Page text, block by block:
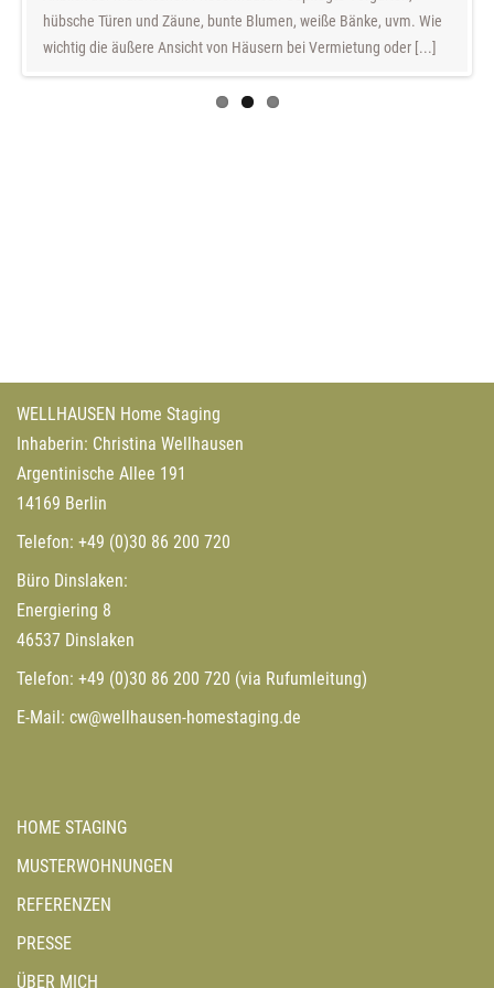
AUSGEZEICHNETE ARBEIT:
hübsche Türen und Zäune, bunte Blumen, weiße Bänke, uvm. Wie
wichtig die äußere Ansicht von Häusern bei Vermietung oder [...]
Zuwachs oder eine kleine Familie mit einem Kind. Zuletzt
bewohnte eine ältere Person […]
Energiering 8
46537 Dinslaken
Telefon:+49 (0)30 86 200 720
E-Mail:cw@wellhausen-homestaging.de
HOME STAGING